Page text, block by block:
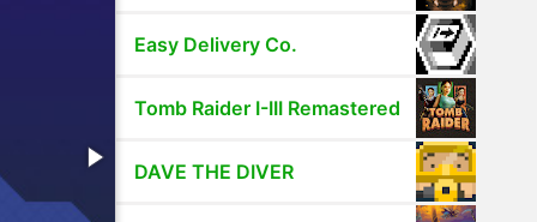
Easy Delivery Co.
Tomb Raider I-III Remastered
DAVE THE DIVER